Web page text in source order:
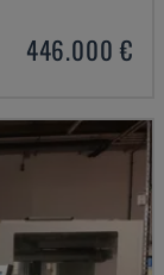
446.000 €